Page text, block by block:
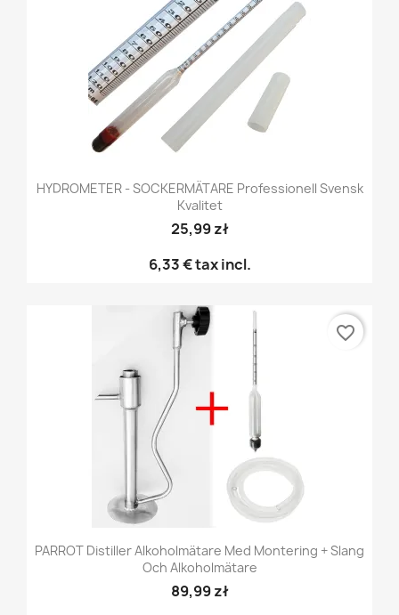
HYDROMETER - SOCKERMÄTARE Professionell Svensk
Kvalitet
25,99 zł
6,33 €tax incl.
PARROT Distiller Alkoholmätare Med Montering + Slang
Och Alkoholmätare
89,99 zł
favorite_border